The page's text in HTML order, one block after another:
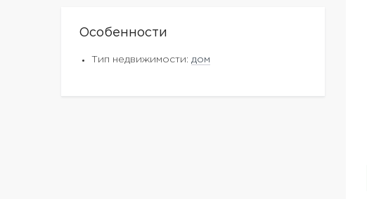
Особенности
Тип недвижимости: дом